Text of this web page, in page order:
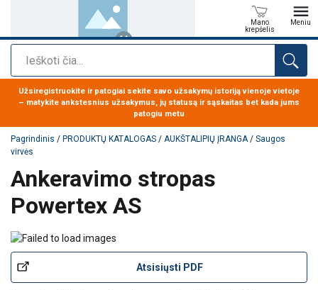
Paieška
Mano
krepšelis
Meniu
Produktas buvo pridėtas prie jūsų užklausos
Užsiregistruokite ir patogiai sekite savo užsakymų istoriją vienoje vietoje
– matykite ankstesnius užsakymus, jų statusą ir sąskaitas bet kada jums
patogiu metu
Pagrindinis / PRODUKTŲ KATALOGAS / AUKŠTALIPIŲ ĮRANGA/ Saugos
virvės
Ankeravimo stropas
Powertex AS
Atsisiųsti PDF